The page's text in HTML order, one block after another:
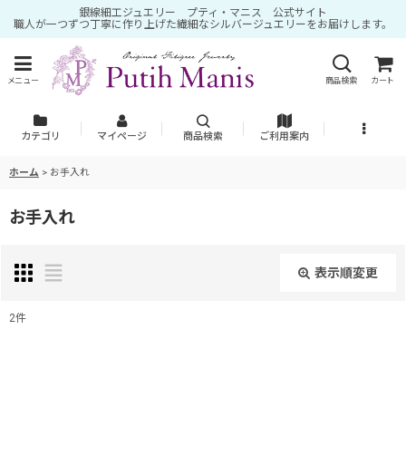
銀線細工ジュエリー プティ・マニス 公式サイト
職人が一つずつ丁寧に作り上げた繊細なシルバージュエリーをお届けします。
メニュー 商品検索 カート
カテゴリ マイページ 商品検索 ご利用案内
ホーム > お手入れ
お手入れ
表示順変更
2件